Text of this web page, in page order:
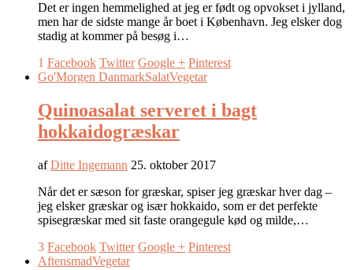
Det er ingen hemmelighed at jeg er født og opvokset i jylland,
men har de sidste mange år boet i København. Jeg elsker dog
stadig at kommer på besøg i…
1 Facebook Twitter Google + Pinterest
Go'Morgen DanmarkSalatVegetar
Quinoasalat serveret i bagt
hokkaidogræskar
afDitte Ingemann 25. oktober 2017
Når det er sæson for græskar, spiser jeg græskar hver dag –
jeg elsker græskar og især hokkaido, som er det perfekte
spisegræskar med sit faste orangegule kød og milde,…
3 Facebook Twitter Google + Pinterest
AftensmadVegetar